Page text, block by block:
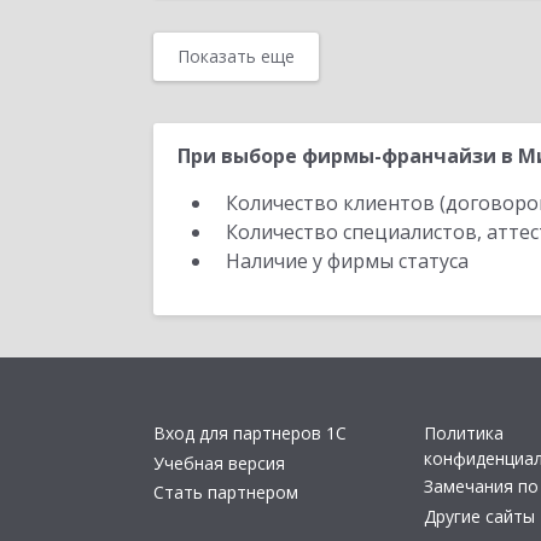
Показать еще
При выборе фирмы-франчайзи в
Количество клиентов
Количество специалистов,
Наличие у фирмы статуса
Вход для партнеров 1С
Учебная версия
Стать партнером
Политика
Замечания по
Другие сайты